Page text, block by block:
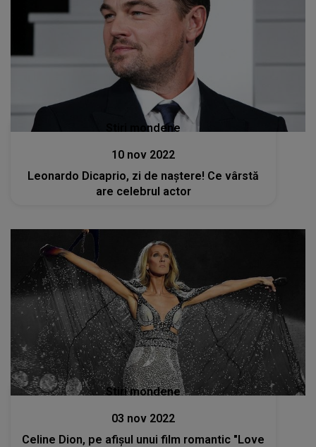
Stiri mondene
10 nov 2022
Leonardo Dicaprio, zi de naștere! Ce vârstă
are celebrul actor
Stiri mondene
03 nov 2022
Celine Dion, pe afişul unui film romantic "Love